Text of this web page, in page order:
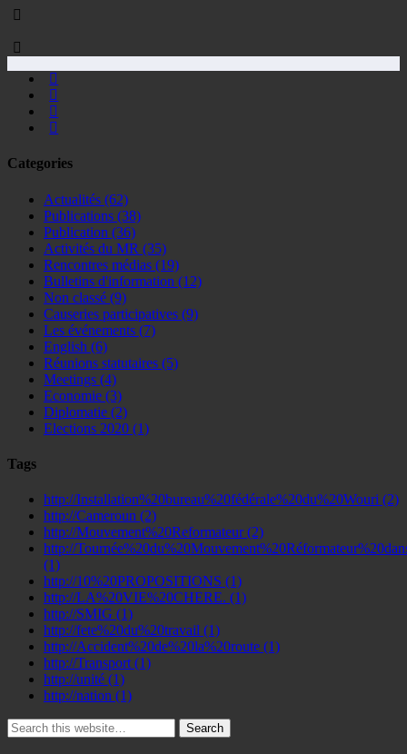
Categories
Actualités (62)
Publications (38)
Publication (36)
Activités du MR (35)
Rencontres médias (19)
Bulletins d'information (12)
Non classé (9)
Causeries participatives (9)
Les événements (7)
English (6)
Réunions statutaires (5)
Meetings (4)
Economie (3)
Diplomatie (2)
Elections 2020 (1)
Tags
http://Installation%20bureau%20fédérale%20du%20Wouri (2)
http://Cameroun (2)
http://Mouvement%20Reformateur(2)
http://
(1)
http://10%20PROPOSITIONS (1)
http://LA%20VIE%20CHERE. (1)
http://SMIG (1)
http://fete%20du%20travail (1)
http://Accident%20de%20la%20route (1)
http://Transport (1)
http://unité (1)
http://nation (1)
Search